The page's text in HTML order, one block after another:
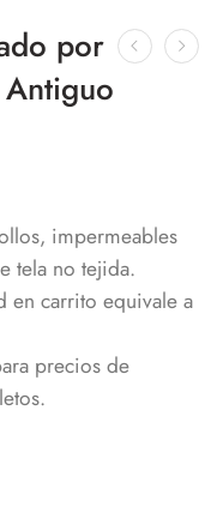
por
impermeables
tela no tejida.
en carrito equivale a
precios de